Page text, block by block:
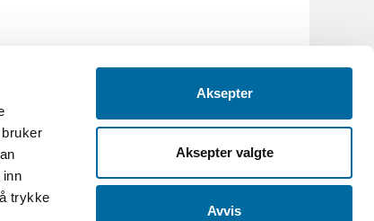
inn
trykke
Aksepter
Aksepter valgte
Avvis